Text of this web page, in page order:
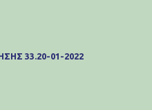
33.20-01-2022